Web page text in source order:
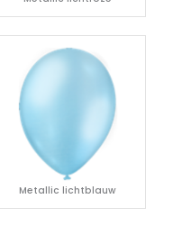
Metallic lichtblauw